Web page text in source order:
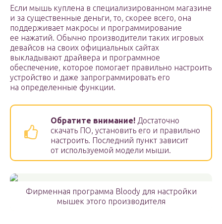
Если мышь куплена в специализированном магазине
и за существенные деньги, то, скорее всего, она
поддерживает макросы и программирование
ее нажатий. Обычно производители таких игровых
девайсов на своих официальных сайтах
выкладывают драйвера и программное
обеспечение, которое помогает правильно настроить
устройство и даже запрограммировать его
на определенные функции.
Обратите внимание! Достаточно
скачать ПО, установить его и правильно
настроить. Последний пункт зависит
от используемой модели мыши.
Фирменная программа Bloody для настройки
мышек этого производителя